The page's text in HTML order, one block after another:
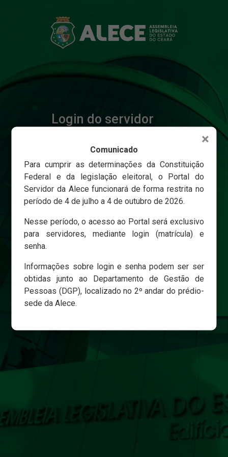
Login do servidor
Senha
Esqueci minha senha
×
Comunicado
Para cumprir as determinações da Constituição
Federal e da legislação eleitoral, o Portal do
Servidor da Alece funcionará de forma restrita no
período de 4 de julho a 4 de outubro de 2026.
Nesse período, o acesso ao Portal será exclusivo
para servidores, mediante login (matrícula) e
senha.
Informações sobre login e senha podem ser ser
obtidas junto ao Departamento de Gestão de
Pessoas (DGP), localizado no 2º andar do prédio-
sede da Alece.